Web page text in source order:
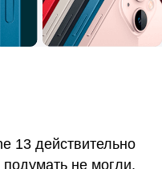
13 действительно
не могли,